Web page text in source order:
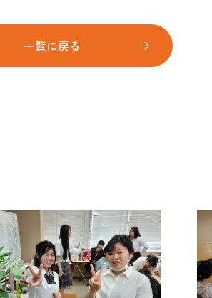
一覧に戻る